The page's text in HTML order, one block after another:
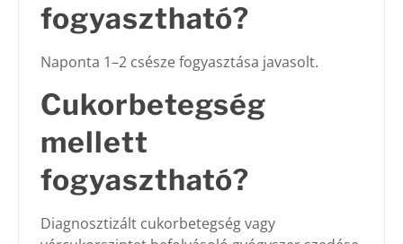
fogyasztható?
Naponta 1–2 csésze fogyasztása javasolt.
Cukorbetegség
mellett
fogyasztható?
Diagnosztizált cukorbetegség vagy